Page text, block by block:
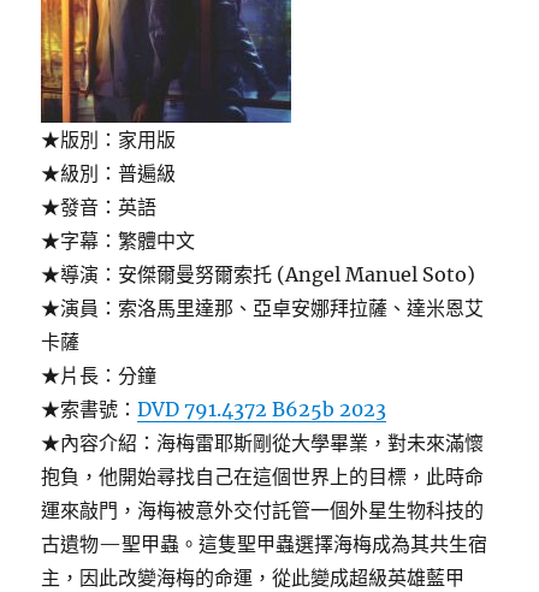
★版別：家用版
★級別：普遍級
★發音：英語
★字幕：繁體中文
★導演：安傑爾曼努爾索托 (Angel Manuel Soto)
★演員：索洛馬里達那、亞卓安娜拜拉薩、達米恩艾
卡薩
★片長：分鐘
★索書號：DVD 791.4372 B625b 2023
★內容介紹：海梅雷耶斯剛從大學畢業，對未來滿懷
抱負，他開始尋找自己在這個世界上的目標，此時命
運來敲門，海梅被意外交付託管一個外星生物科技的
古遺物—聖甲蟲。這隻聖甲蟲選擇海梅成為其共生宿
主，因此改變海梅的命運，從此變成超級英雄藍甲